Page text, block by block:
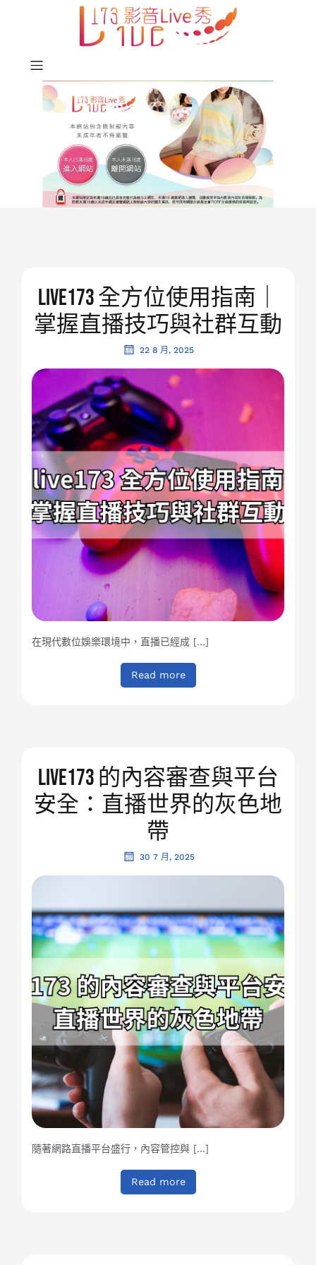
live173 全方位使用指南｜
掌握直播技巧與社群互動
22 8 月, 2025
在現代數位娛樂環境中，直播已經成 […]
Read more
Live173 的內容審查與平台
安全：直播世界的灰色地
帶
30 7 月, 2025
隨著網路直播平台盛行，內容管控與 […]
Read more